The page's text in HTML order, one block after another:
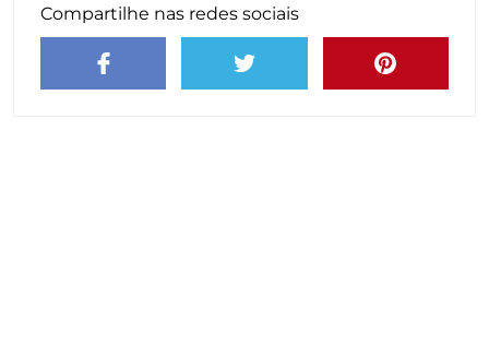
Compartilhe nas redes sociais